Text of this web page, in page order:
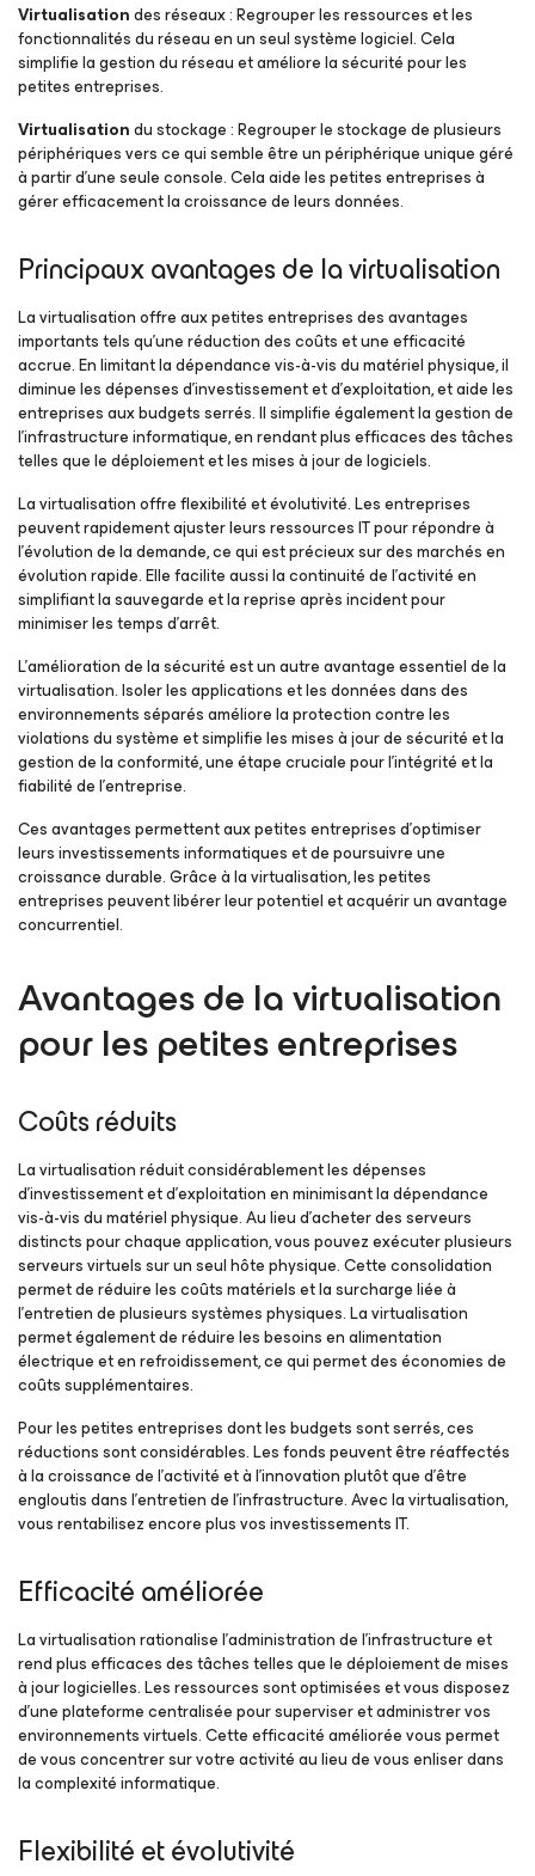
Virtualisationdes réseaux : Regrouper les ressources et les
fonctionnalités du réseau en un seul système logiciel. Cela
simplifie la gestion du réseau et améliore la sécurité pour les
petites entreprises.
Virtualisationdu stockage : Regrouper le stockage de plusieurs
périphériques vers ce qui semble être un périphérique unique géré
à partir d’une seule console. Cela aide les petites entreprises à
gérer efficacement la croissance de leurs données.
Principaux avantages de la virtualisation
La virtualisation offre aux petites entreprises des avantages
importants tels qu’une réduction des coûts et une efficacité
accrue. En limitant la dépendance vis-à-vis du matériel physique, il
diminue les dépenses d’investissement et d’exploitation, et aide les
entreprises aux budgets serrés. Il simplifie également la gestion de
l’infrastructure informatique, en rendant plus efficaces des tâches
telles que le déploiement et les mises à jour de logiciels.
La virtualisation offre flexibilité et évolutivité. Les entreprises
peuvent rapidement ajuster leurs ressources IT pour répondre à
l’évolution de la demande, ce qui est précieux sur des marchés en
évolution rapide. Elle facilite aussi la continuité de l’activité en
simplifiant la sauvegarde et la reprise après incident pour
minimiser les temps d’arrêt.
L’amélioration de la sécurité est un autre avantage essentiel de la
virtualisation. Isoler les applications et les données dans des
environnements séparés améliore la protection contre les
violations du système et simplifie les mises à jour de sécurité et la
gestion de la conformité, une étape cruciale pour l’intégrité et la
fiabilité de l’entreprise.
Ces avantages permettent aux petites entreprises d’optimiser
leurs investissements informatiques et de poursuivre une
croissance durable. Grâce à la virtualisation, les petites
entreprises peuvent libérer leur potentiel et acquérir un avantage
concurrentiel.
Avantages de la virtualisation
pour les petites entreprises
Coûts réduits
La virtualisation réduit considérablement les dépenses
d’investissement et d’exploitation en minimisant la dépendance
vis-à-vis du matériel physique. Au lieu d’acheter des serveurs
distincts pour chaque application, vous pouvez exécuter plusieurs
serveurs virtuels sur un seul hôte physique. Cette consolidation
permet de réduire les coûts matériels et la surcharge liée à
l’entretien de plusieurs systèmes physiques. La virtualisation
permet également de réduire les besoins en alimentation
électrique et en refroidissement, ce qui permet des économies de
coûts supplémentaires.
Pour les petites entreprises dont les budgets sont serrés, ces
réductions sont considérables. Les fonds peuvent être réaffectés
à la croissance de l’activité et à l’innovation plutôt que d’être
engloutis dans l’entretien de l’infrastructure. Avec la virtualisation,
vous rentabilisez encore plus vos investissements IT.
Efficacité améliorée
La virtualisation rationalise l’administration de l’infrastructure et
rend plus efficaces des tâches telles que le déploiement de mises
à jour logicielles. Les ressources sont optimisées et vous disposez
d’une plateforme centralisée pour superviser et administrer vos
environnements virtuels. Cette efficacité améliorée vous permet
de vous concentrer sur votre activité au lieu de vous enliser dans
la complexité informatique.
Flexibilité et évolutivité